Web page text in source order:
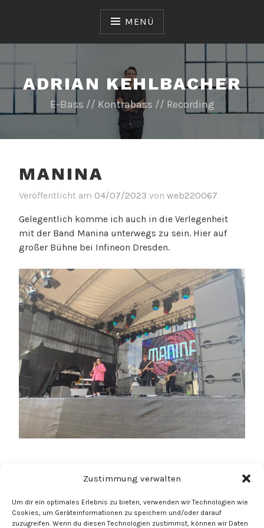
Zustimmung verwalten
Um dir ein optimales Erlebnis zu bieten, verwenden wir Technologien wie
Cookies, um Geräteinformationen zu speichern und/oder darauf
zuzugreifen. Wenn du diesen Technologien zustimmst, können wir Daten
MENÜ
ADRIAN KEHLBACHER
E-Bass // Kontrabass // Recording
MANINA
Veröffentlicht am 04/07/2023 von web220067
Gelegentlich komme ich auch in die Verlegenheit
mit der Band Manina unterwegs zu sein. Hier auf
großer Bühne bei Infineon Dresden.
NAVIGATION
VORHERIGER BEITRAG
NÄCHSTER BEITRAG